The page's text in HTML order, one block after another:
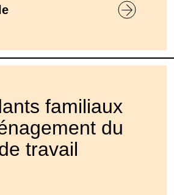
familiaux
du
travail